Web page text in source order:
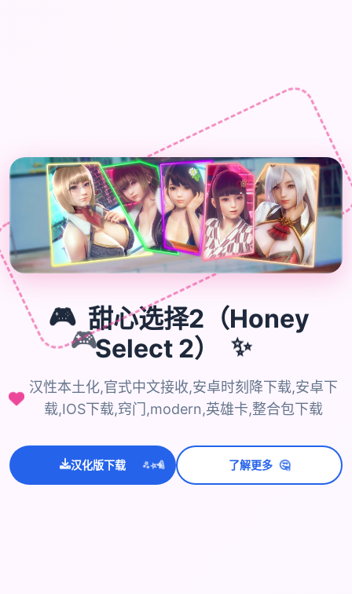
🎮
🎮 甜心选择2（Honey
Select 2）
✨
汉性本土化,官式中文接收,安卓时刻降下载,安卓下
载,IOS下载,窍门,modern,英雄卡,整合包下载
汉化版下载 ✨⭐💫 了解更多 🤔